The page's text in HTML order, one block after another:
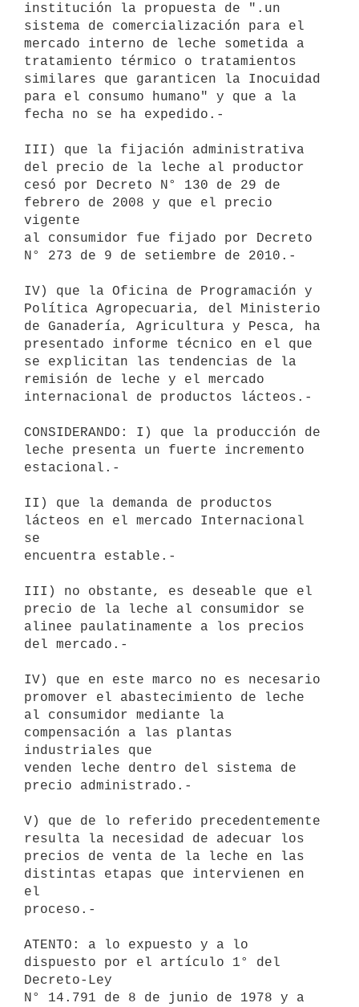
institución la propuesta de ".un
sistema de comercialización para el
mercado interno de leche sometida a
tratamiento térmico o tratamientos
similares que garanticen la Inocuidad
para el consumo humano" y que a la
fecha no se ha expedido.-
III) que la fijación administrativa
del precio de la leche al productor
cesó por Decreto N° 130 de 29 de
febrero de 2008 y que el precio
vigente
al consumidor fue fijado por Decreto
N° 273 de 9 de setiembre de 2010.-
IV) que la Oficina de Programación y
Política Agropecuaria, del Ministerio
de Ganadería, Agricultura y Pesca, ha
presentado informe técnico en el que
se explicitan las tendencias de la
remisión de leche y el mercado
internacional de productos lácteos.-
CONSIDERANDO: I) que la producción de
leche presenta un fuerte incremento
estacional.-
II) que la demanda de productos
lácteos en el mercado Internacional
se
encuentra estable.-
III) no obstante, es deseable que el
precio de la leche al consumidor se
alinee paulatinamente a los precios
del mercado.-
IV) que en este marco no es necesario
promover el abastecimiento de leche
al consumidor mediante la
compensación a las plantas
industriales que
venden leche dentro del sistema de
precio administrado.-
V) que de lo referido precedentemente
resulta la necesidad de adecuar los
precios de venta de la leche en las
distintas etapas que intervienen en
el
proceso.-
ATENTO: a lo expuesto y a lo
dispuesto por el artículo 1° del
Decreto-Ley
N° 14.791 de 8 de junio de 1978 y a